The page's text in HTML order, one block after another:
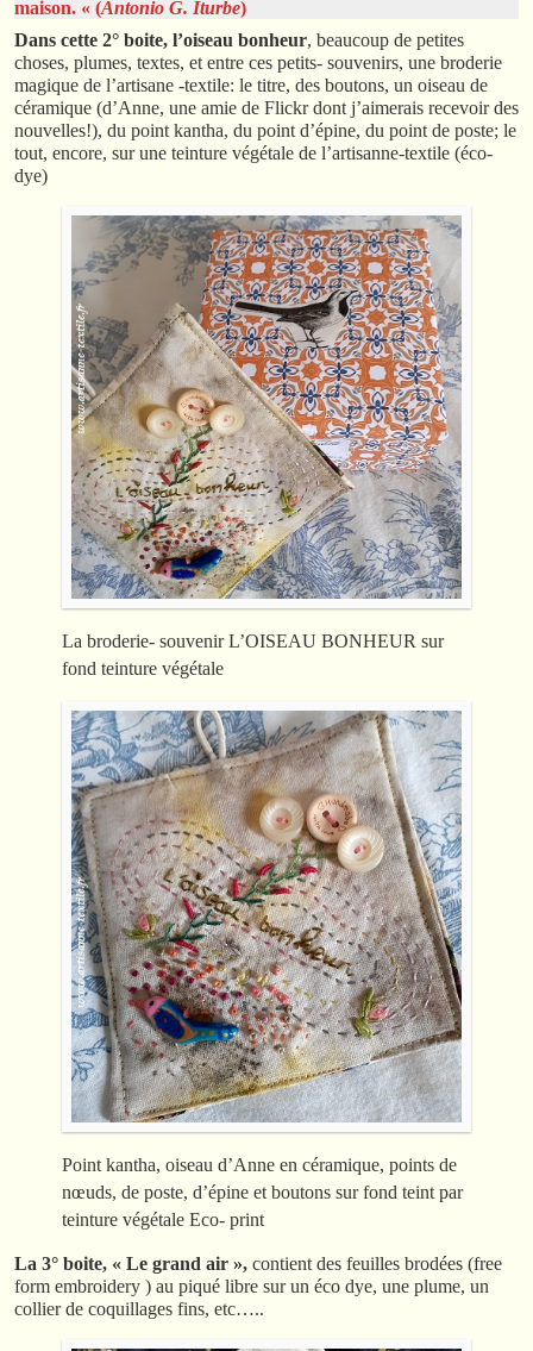
maison. « (Antonio G. Iturbe)
Dans cette 2° boite, l’oiseau bonheur, beaucoup de petites
choses, plumes, textes, et entre ces petits- souvenirs, une broderie
magique de l’artisane -textile: le titre, des boutons, un oiseau de
céramique (d’Anne, une amie de Flickr dont j’aimerais recevoir des
nouvelles!), du point kantha, du point d’épine, du point de poste; le
tout, encore, sur une teinture végétale de l’artisanne-textile (éco-
dye)
La broderie- souvenir L’OISEAU BONHEUR sur
fond teinture végétale
Point kantha, oiseau d’Anne en céramique, points de
nœuds, de poste, d’épine et boutons sur fond teint par
teinture végétale Eco- print
La 3° boite, « Le grand air », contient des feuilles brodées (free
form embroidery ) au piqué libre sur un éco dye, une plume, un
collier de coquillages fins, etc…..